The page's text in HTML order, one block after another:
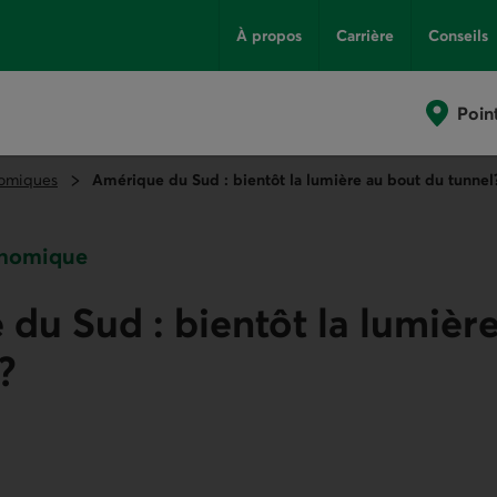
À propos Carrière Conseils
Amérique du Sud : bientôt la lumière au bout du
du Sud : bientôt la